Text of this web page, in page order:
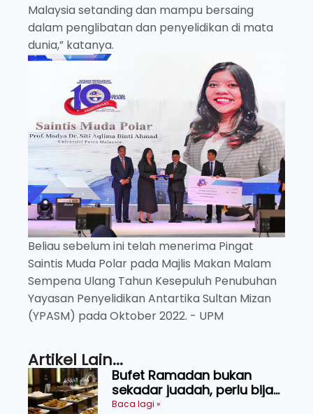
Malaysia setanding dan mampu bersaing
dalam penglibatan dan penyelidikan di mata
dunia,” katanya.
Beliau sebelum ini telah menerima Pingat
Saintis Muda Polar pada Majlis Makan Malam
Sempena Ulang Tahun Kesepuluh Penubuhan
Yayasan Penyelidikan Antartika Sultan Mizan
(YPASM) pada Oktober 2022. - UPM
Artikel Lain...
Bufet Ramadan bukan
sekadar juadah, perlu bijak
memilih dan selamat
Baca lagi »